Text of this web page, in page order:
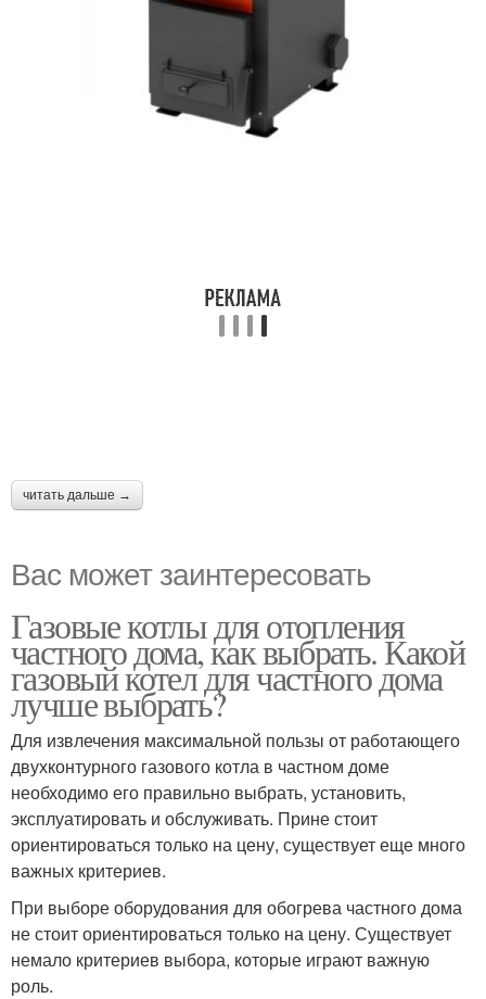
читать дальше →
Вас может заинтересовать
Газовые котлы для отопления
частного дома, как выбрать. Какой
газовый котел для частного дома
лучше выбрать?
Для извлечения максимальной пользы от работающего
двухконтурного газового котла в частном доме
необходимо его правильно выбрать, установить,
эксплуатировать и обслуживать. Прине стоит
ориентироваться только на цену, существует еще много
важных критериев.
При выборе оборудования для обогрева частного дома
не стоит ориентироваться только на цену. Существует
немало критериев выбора, которые играют важную
роль.